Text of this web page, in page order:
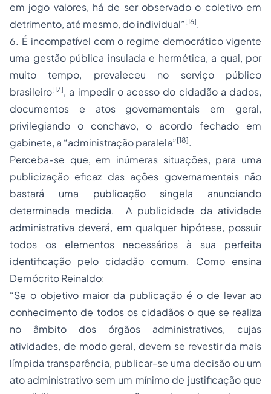
em jogo valores, há de ser observado o coletivo em
detrimento, até mesmo, do individual”[16].
6. É incompatível com o regime democrático vigente
uma gestão pública insulada e hermética, a qual, por
muito tempo, prevaleceu no serviço público
brasileiro[17], a impedir o acesso do cidadão a dados,
documentos e atos governamentais em geral,
privilegiando o conchavo, o acordo fechado em
gabinete, a “administração paralela”[18].
Perceba-se que, em inúmeras situações, para uma
publicização eficaz das ações governamentais não
bastará uma publicação singela anunciando
determinada medida. A publicidade da atividade
administrativa deverá, em qualquer hipótese, possuir
todos os elementos necessários à sua perfeita
identificação pelo cidadão comum. Como ensina
Demócrito Reinaldo:
“Se o objetivo maior da publicação é o de levar ao
conhecimento de todos os cidadãos o que se realiza
no âmbito dos órgãos administrativos, cujas
atividades, de modo geral, devem se revestir da mais
límpida transparência, publicar-se uma decisão ou um
ato administrativo sem um mínimo de justificação que